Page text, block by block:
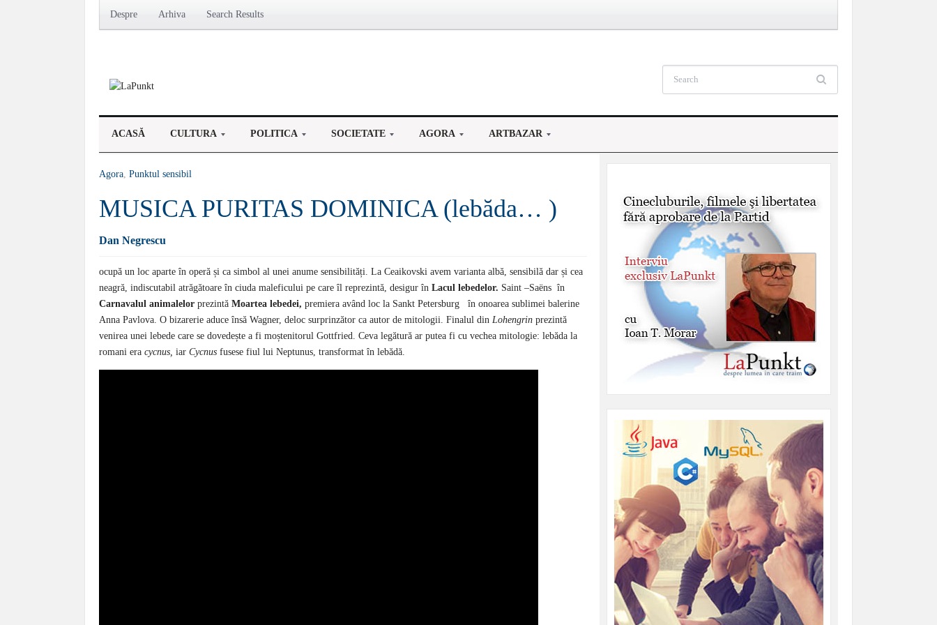
Despre Arhiva Search Results
ACASĂ CULTURA POLITICA SOCIETATE AGORA ARTBAZAR
Agora, Punktul sensibil
MUSICA PURITAS DOMINICA (lebăda… )
Dan Negrescu
ocupă un loc aparte în operă și ca simbol al unei anume sensibilități. La Ceaikovski avem varianta albă, sensibilă dar și cea
neagră, indiscutabil atrăgătoare în ciuda maleficului pe care îl reprezintă, desigur în Lacul lebedelor. Saint –Saëns în
Carnavalul animalelor prezintă Moartea lebedei, premiera având loc la Sankt Petersburg în onoarea sublimei balerine
Anna Pavlova. O bizarerie aduce însă Wagner, deloc surprinzător ca autor de mitologii. Finalul din Lohengrin prezintă
venirea unei lebede care se dovedește a fi moștenitorul Gottfried. Ceva legătură ar putea fi cu vechea mitologie: lebăda la
romani era cycnus, iar Cycnus fusese fiul lui Neptunus, transformat în lebădă.